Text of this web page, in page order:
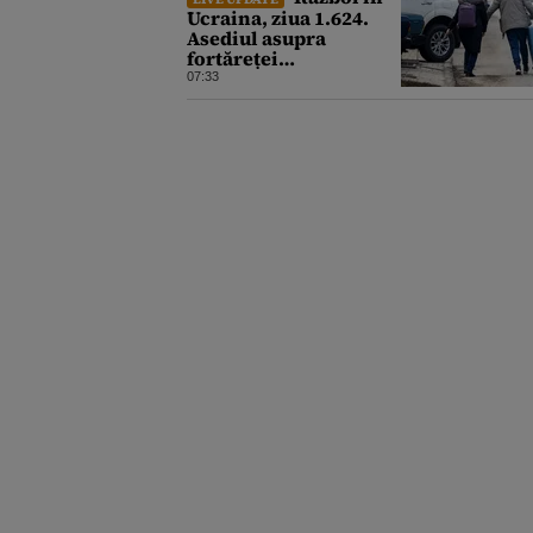
Ucraina, ziua 1.624.
Asediul asupra
fortăreței
Kramatorsk: Kievul a
07:33